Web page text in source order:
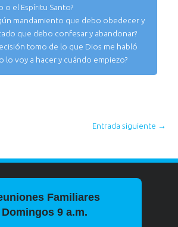
o el Espíritu Santo?
mandamiento que debo obedecer y
que debo confesar y abandonar?
tomo de lo que Dios me habló
lo voy a hacer y cuándo empiezo?
Entrada siguiente →
Familiares
Domingos 9 a.m.